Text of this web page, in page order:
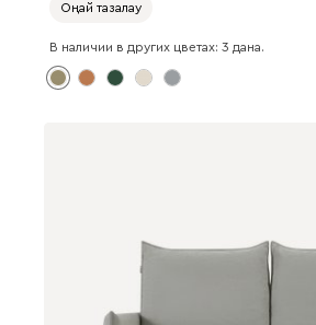
Оңай тазалау
В наличии в других цветах: 3 дана.